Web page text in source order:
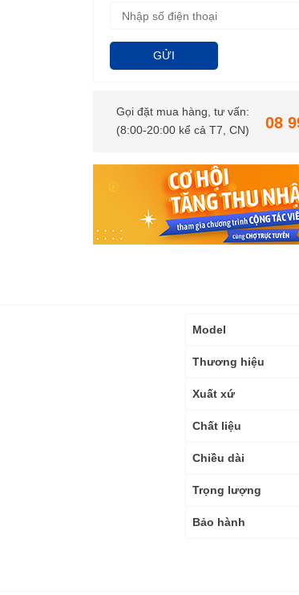
GỬI
Gọi đặt mua hàng, tư vấn:
(8:00-20:00 kể cả T7, CN)
08
Thông
kỹ
Model
Thương hiệu
Xuất xứ
Chất liệu
Chiều dài
Trọng lượng
Bảo hành